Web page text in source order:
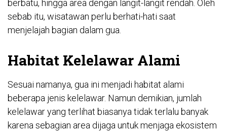
berbatu, hingga area dengan langit-langit rendah. Oleh
sebab itu, wisatawan perlu berhati-hati saat
menjelajah bagian dalam gua.
Habitat Kelelawar Alami
Sesuai namanya, gua ini menjadi habitat alami
beberapa jenis kelelawar. Namun demikian, jumlah
kelelawar yang terlihat biasanya tidak terlalu banyak
karena sebagian area dijaga untuk menjaga ekosistem